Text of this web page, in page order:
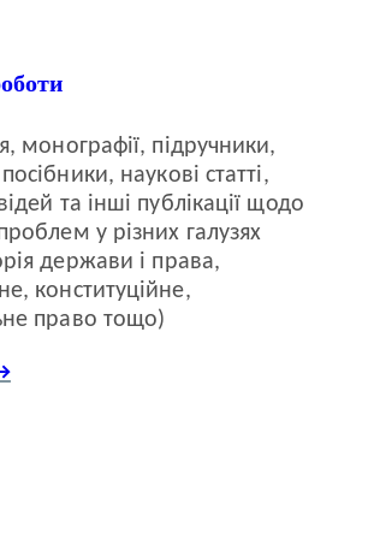
монографії, підручники,
наукові статті,
та інші публікації щодо
у різних галузях
держави і права,
конституційне,
право тощо)